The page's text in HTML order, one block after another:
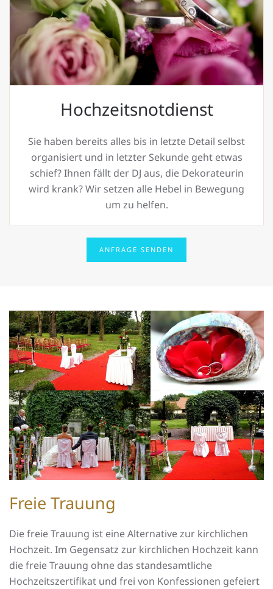
Hochzeitsnotdienst
Sie haben bereits alles bis in letzte Detail selbst
organisiert und in letzter Sekunde geht etwas
schief? Ihnen fällt der DJ aus, die Dekorateurin
wird krank? Wir setzen alle Hebel in Bewegung
um zu helfen.
ANFRAGE SENDEN
Freie Trauung
Die freie Trauung ist eine Alternative zur kirchlichen
Hochzeit. Im Gegensatz zur kirchlichen Hochzeit kann
die freie Trauung ohne das standesamtliche
Hochzeitszertifikat und frei von Konfessionen gefeiert